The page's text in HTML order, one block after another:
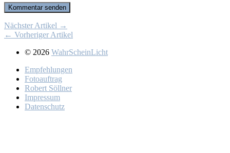
Nächster Artikel →
← Vorheriger Artikel
© 2026 WahrScheinLicht
Emp­feh­lun­gen
Fo­to­auf­trag
Ro­bert Söll­ner
Im­pres­sum
Da­ten­schutz